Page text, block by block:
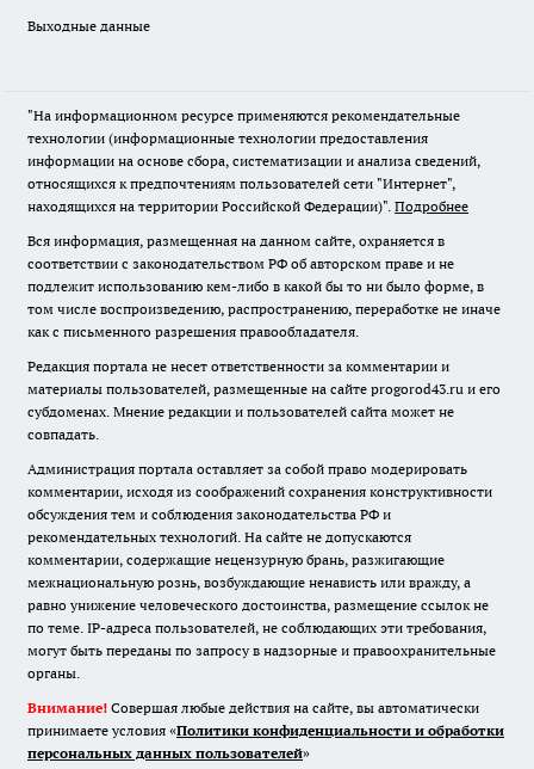
Выходные данные
"На информационном ресурсе применяются рекомендательные
технологии (информационные технологии предоставления
информации на основе сбора, систематизации и анализа сведений,
относящихся к предпочтениям пользователей сети "Интернет",
находящихся на территории Российской Федерации)". Подробнее
Вся информация, размещенная на данном сайте, охраняется в
соответствии с законодательством РФ об авторском праве и не
подлежит использованию кем-либо в какой бы то ни было форме, в
том числе воспроизведению, распространению, переработке не иначе
как с письменного разрешения правообладателя.
Редакция портала не несет ответственности за комментарии и
материалы пользователей, размещенные на сайте progorod43.ru и его
субдоменах. Мнение редакции и пользователей сайта может не
совпадать.
Администрация портала оставляет за собой право модерировать
комментарии, исходя из соображений сохранения конструктивности
обсуждения тем и соблюдения законодательства РФ и
рекомендательных технологий. На сайте не допускаются
комментарии, содержащие нецензурную брань, разжигающие
межнациональную рознь, возбуждающие ненависть или вражду, а
равно унижение человеческого достоинства, размещение ссылок не
по теме. IP-адреса пользователей, не соблюдающих эти требования,
могут быть переданы по запросу в надзорные и правоохранительные
органы.
Внимание! Совершая любые действия на сайте, вы автоматически
принимаете условия «Политики конфиденциальности и обработки
персональных данных пользователей»